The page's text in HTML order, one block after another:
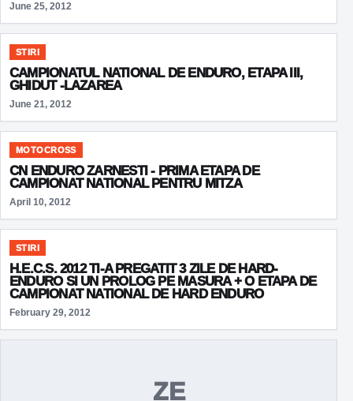
June 25, 2012
STIRI
CAMPIONATUL NATIONAL DE ENDURO, ETAPA III,
GHIDUT -LAZAREA
June 21, 2012
MOTOCROSS
CN ENDURO ZARNESTI - PRIMA ETAPA DE
CAMPIONAT NATIONAL PENTRU MITZA
April 10, 2012
STIRI
H.E.C.S. 2012 TI-A PREGATIT 3 ZILE DE HARD-
ENDURO SI UN PROLOG PE MASURA + O ETAPA DE
CAMPIONAT NATIONAL DE HARD ENDURO
February 29, 2012
ZE